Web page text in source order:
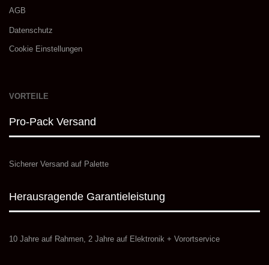
AGB
Datenschutz
Cookie Einstellungen
VORTEILE
Pro-Pack Versand
Sicherer Versand auf Palette
Herausragende Garantieleistung
10 Jahre auf Rahmen, 2 Jahre auf Elektronik + Vorortservice